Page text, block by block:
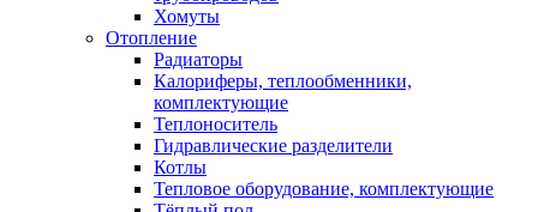
Хомуты
Отопление
Радиаторы
Калориферы, теплообменники,
комплектующие
Теплоноситель
Гидравлические разделители
Котлы
Тепловое оборудование, комплектующие